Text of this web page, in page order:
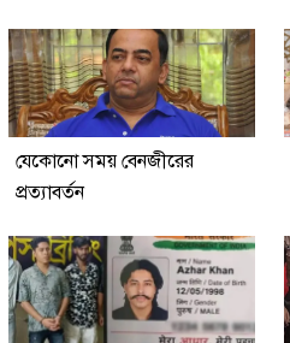
যেকোনো সময় বেনজীরের
প্রত্যাবর্তন